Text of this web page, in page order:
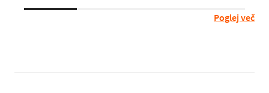
Poglej več